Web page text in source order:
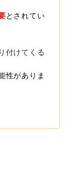
とされてい
付けてくる
性がありま